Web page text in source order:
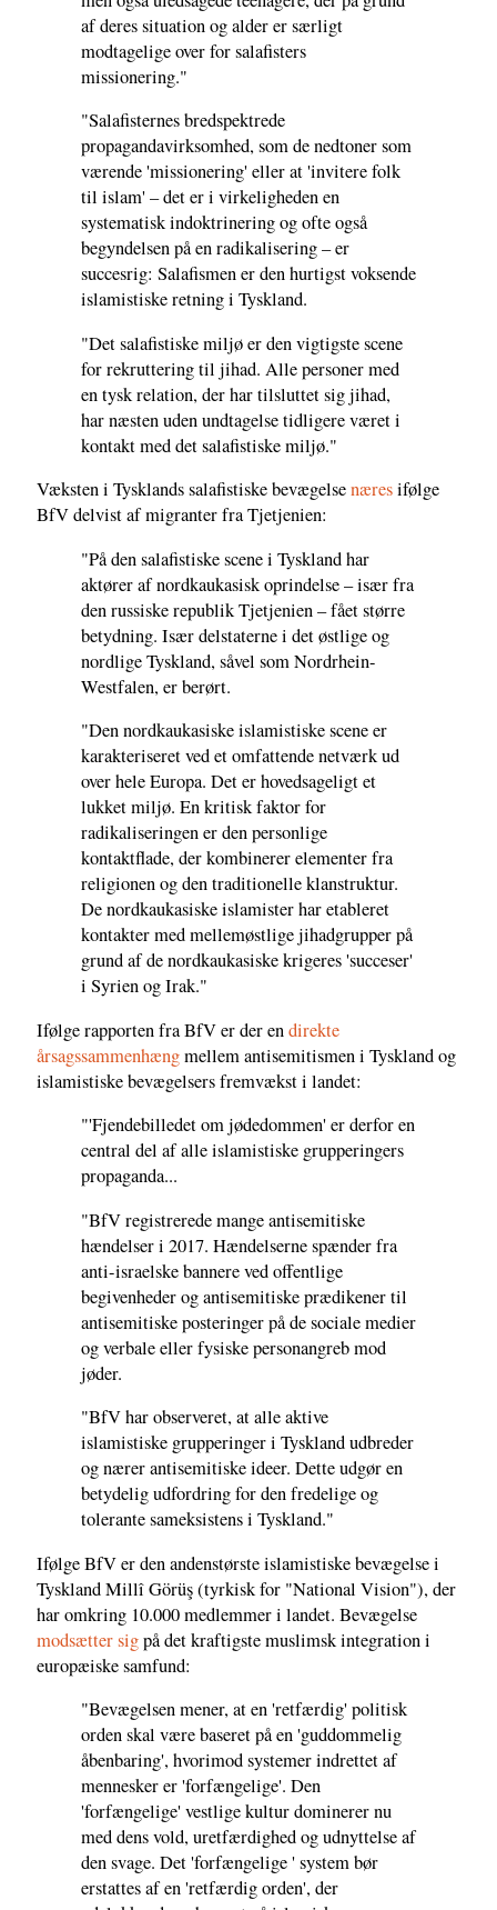
af deres situation og alder er særligt
modtagelige over for salafisters
missionering."
"Salafisternes bredspektrede
propagandavirksomhed, som de nedtoner som
værende 'missionering' eller at 'invitere folk
til islam' – det er i virkeligheden en
systematisk indoktrinering og ofte også
begyndelsen på en radikalisering – er
succesrig: Salafismen er den hurtigst voksende
islamistiske retning i Tyskland.
"Det salafistiske miljø er den vigtigste scene
for rekruttering til jihad. Alle personer med
en tysk relation, der har tilsluttet sig jihad,
har næsten uden undtagelse tidligere været i
kontakt med det salafistiske miljø."
Væksten i Tysklands salafistiske bevægelsenæresifølge
BfV delvist af migranter fra Tjetjenien:
"På den salafistiske scene i Tyskland har
aktører af nordkaukasisk oprindelse – især fra
den russiske republik Tjetjenien – fået større
betydning. Især delstaterne i det østlige og
nordlige Tyskland, såvel som Nordrhein-
Westfalen, er berørt.
"Den nordkaukasiske islamistiske scene er
karakteriseret ved et omfattende netværk ud
over hele Europa. Det er hovedsageligt et
lukket miljø. En kritisk faktor for
radikaliseringen er den personlige
kontaktflade, der kombinerer elementer fra
religionen og den traditionelle klanstruktur.
De nordkaukasiske islamister har etableret
kontakter med mellemøstlige jihadgrupper på
grund af de nordkaukasiske krigeres 'succeser'
i Syrien og Irak."
Ifølge rapporten fra BfV er der endirekte
årsagssammenhængmellem antisemitismen i Tyskland og
islamistiske bevægelsers fremvækst i landet:
"'Fjendebilledet om jødedommen' er derfor en
central del af alle islamistiske grupperingers
propaganda...
"BfV registrerede mange antisemitiske
hændelser i 2017. Hændelserne spænder fra
anti-israelske bannere ved offentlige
begivenheder og antisemitiske prædikener til
antisemitiske posteringer på de sociale medier
og verbale eller fysiske personangreb mod
jøder.
"BfV har observeret, at alle aktive
islamistiske grupperinger i Tyskland udbreder
og nærer antisemitiske ideer. Dette udgør en
betydelig udfordring for den fredelige og
tolerante sameksistens i Tyskland."
Ifølge BfV er den andenstørste islamistiske bevægelse i
Tyskland Millî Görüş (tyrkisk for "National Vision"), der
har omkring 10.000 medlemmer i landet. Bevægelse
modsætter sigpå det kraftigste muslimsk integration i
europæiske samfund:
"Bevægelsen mener, at en 'retfærdig' politisk
orden skal være baseret på en 'guddommelig
åbenbaring', hvorimod systemer indrettet af
mennesker er 'forfængelige'. Den
'forfængelige' vestlige kultur dominerer nu
med dens vold, uretfærdighed og udnyttelse af
den svage. Det 'forfængelige ' system bør
erstattes af en 'retfærdig orden', der